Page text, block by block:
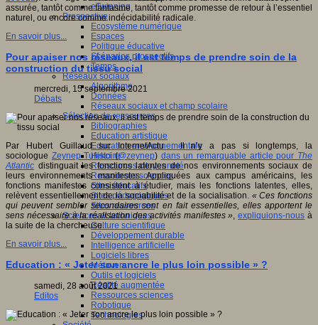
eTwinning
Prospective
Ecosystème numérique
Espaces
Politique éducative
Scénarios prospectifs
Temps
Réseaux sociaux
Algorithme
Données
Réseaux sociaux et champ scolaire
Sélection de ressources
Bibliographies
Education artistique
Education environnementale
Histoire
Ressources citoyenneté
Ressources sciences
Sites éducatifs
Sites pédagogiques
Sites ressources
Sciences et techniques
Culture scientifique
Développement durable
Intelligence artificielle
Logiciels libres
Métavers
Outils et logiciels
Réalité augmentée
Ressources sciences
Robotique
Technologies
assurée, tantôt comme fantasme, tantôt comme promesse de retour à l’essentiel
naturel, ou encore comme indécidabilité radicale.
En savoir plus...
Pour apaiser nos réseaux, il est temps de prendre soin de la
construction du tissu social
mercredi, 15 septembre 2021
Débats
Par Hubert Guillaud sur InternetActu : Il n’y a pas si longtemps, la
sociologue Zeynep Tufekci(@zeynep) dans un remarquable article pour The
Atlantic distinguait les fonctions latentes de nos environnements sociaux de
leurs environnements manifestes. Appliquées aux campus américains, les
fonctions manifestes consistent à étudier, mais les fonctions latentes, elles,
relèvent essentiellement de la sociabilité et de la socialisation. « Ces fonctions
qui peuvent sembler secondaires sont en fait essentielles, elles apportent le
sens nécessaire à la réalisation des activités manifestes »,expliquions-nous à
la suite de la chercheuse.
En savoir plus...
Education : « Jeter son ancre le plus loin possible » ?
samedi, 28 août 2021
Editos